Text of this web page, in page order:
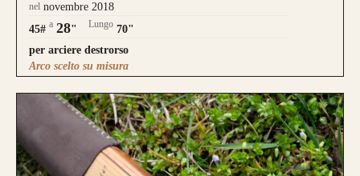
nel novembre 2018
45# a 28" Lungo 70"
per arciere destrorso
Arco scelto su misura